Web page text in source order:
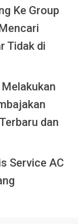
Ke Group
Tidak di
dan
Service AC